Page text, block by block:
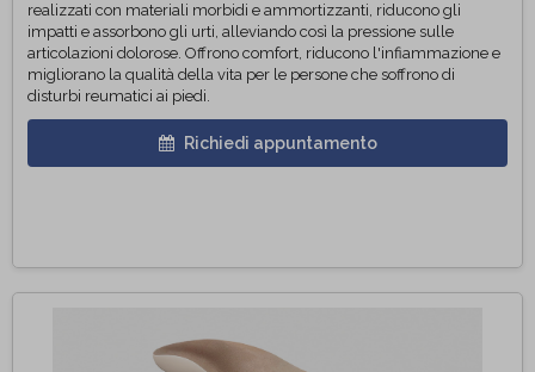
realizzati con materiali morbidi e ammortizzanti, riducono gli
impatti e assorbono gli urti, alleviando così la pressione sulle
articolazioni dolorose. Offrono comfort, riducono l'infiammazione e
migliorano la qualità della vita per le persone che soffrono di
disturbi reumatici ai piedi.
Richiedi appuntamento